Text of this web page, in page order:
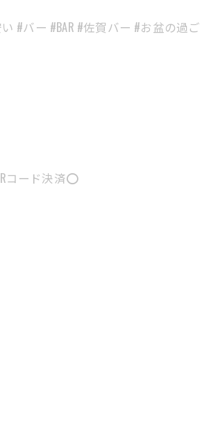
#バー #BAR #佐賀バー #お盆の過
ード決済⭕️